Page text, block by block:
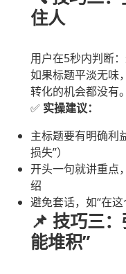
住人
用户在5秒内判断
如果标题平淡无味
转化的机会都没有。
✅ 实操建议：
主标题要有明确利
损失”）
开头一句就讲重点
绍
避免套话，如“在
📌 技巧三
能堆积”